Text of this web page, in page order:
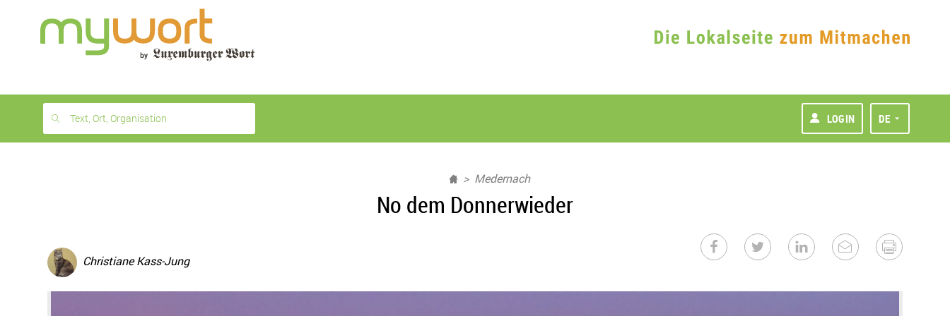
month
free
Text, Ort, Organisation LOGIN DE
Medernach
No dem Donnerwieder
Christiane Kass-Jung